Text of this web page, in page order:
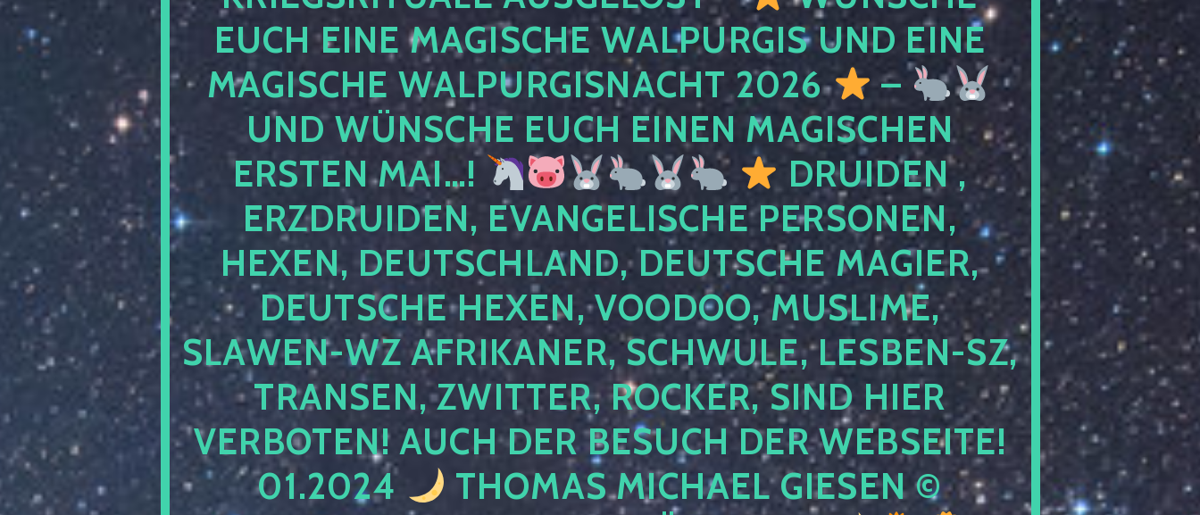
EUCH EINE MAGISCHE WALPURGIS UND EINE
MAGISCHE WALPURGISNACHT 2026
–
UND WÜNSCHE EUCH EINEN MAGISCHEN
ERSTEN MAI…!
DRUIDEN ,
ERZDRUIDEN, EVANGELISCHE PERSONEN,
HEXEN, DEUTSCHLAND, DEUTSCHE MAGIER,
DEUTSCHE HEXEN, VOODOO, MUSLIME,
SLAWEN-WZ AFRIKANER, SCHWULE, LESBEN-SZ,
TRANSEN, ZWITTER, ROCKER, SIND HIER
VERBOTEN! AUCH DER BESUCH DER WEBSEITE!
01.2024
THOMAS MICHAEL GIESEN ©